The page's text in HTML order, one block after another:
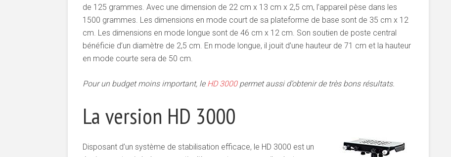
de 125 grammes. Avec une dimension de 22 cm x 13 cm x 2,5 cm, l’appareil pèse dans les
1500 grammes. Les dimensions en mode court de sa plateforme de base sont de 35 cm x 12
cm. Les dimensions en mode longue sont de 46 cm x 12 cm. Son soutien de poste central
bénéficie d’un diamètre de 2,5 cm. En mode longue, il jouit d’une hauteur de 71 cm et la hauteur
en mode courte sera de 50 cm.
Pour un budget moins important, le HD 3000permet aussi d’obtenir de très bons résultats.
La version HD 3000
Disposant d’un système de stabilisation efficace, le HD 3000 est un